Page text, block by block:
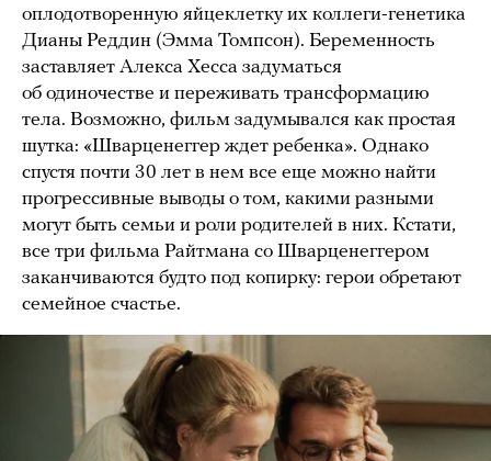
оплодотворенную яйцеклетку их коллеги-генетика
Дианы Реддин (Эмма Томпсон). Беременность
заставляет Алекса Хесса задуматься
об одиночестве и переживать трансформацию
тела. Возможно, фильм задумывался как простая
шутка: «Шварценеггер ждет ребенка». Однако
спустя почти 30 лет в нем все еще можно найти
прогрессивные выводы о том, какими разными
могут быть семьи и роли родителей в них. Кстати,
все три фильма Райтмана со Шварценеггером
заканчиваются будто под копирку: герои обретают
семейное счастье.